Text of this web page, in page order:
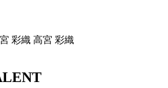
高宮 彩織